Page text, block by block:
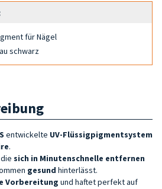
für Nägel
schwarz
entwickelte UV-Flüssigpigmentsystem
.
sich in Minutenschnelle entfernen
gesund hinterlässt.
Vorbereitung und haftet perfekt auf